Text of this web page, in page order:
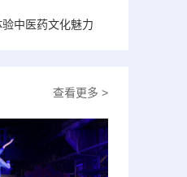
中医药文化魅力
查看更多 >